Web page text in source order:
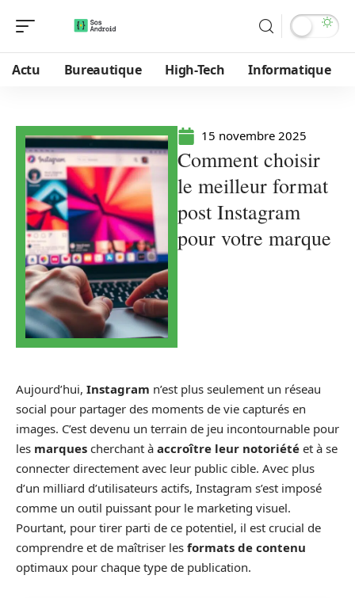
Actu Bureautique High-Tech Informatique
15 novembre 2025
Comment choisir
le meilleur format
post Instagram
pour votre marque
Aujourd’hui, Instagram n’est plus seulement un réseau
social pour partager des moments de vie capturés en
images. C’est devenu un terrain de jeu incontournable pour
les marques cherchant à accroître leur notoriété et à se
connecter directement avec leur public cible. Avec plus
d’un milliard d’utilisateurs actifs, Instagram s’est imposé
comme un outil puissant pour le marketing visuel.
Pourtant, pour tirer parti de ce potentiel, il est crucial de
comprendre et de maîtriser les formats de contenu
optimaux pour chaque type de publication.